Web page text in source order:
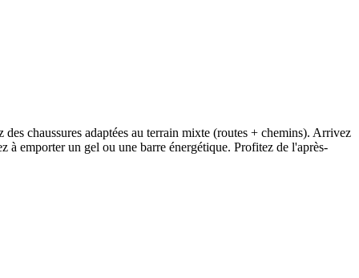
chaussures adaptées au terrain mixte (routes + chemins). Arrivez
à emporter un gel ou une barre énergétique. Profitez de l'après-